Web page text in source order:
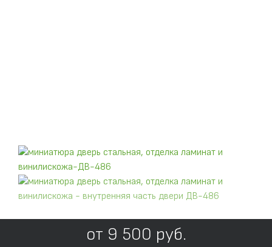
от 9 500 руб.